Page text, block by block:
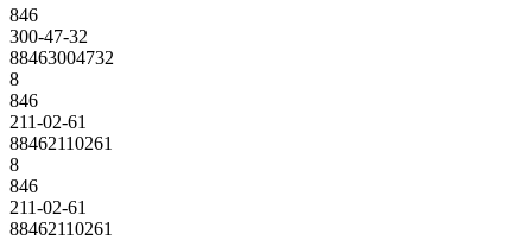
846
300-47-32
88463004732
8
846
211-02-61
88462110261
8
846
211-02-61
88462110261